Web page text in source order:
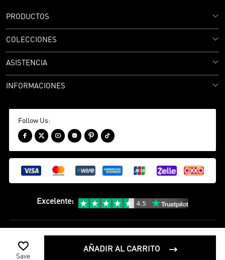

Save
AÑADIR AL CARRITO 
PRODUCTOS
COLECCIONES
ASISTENCIA
INFORMACIONES
Follow Us:
     
Excelente:
política de privacidad Términos y condiciones
2020-2026 camisetasfutbol Camisetas Futbol Todos los Derechos